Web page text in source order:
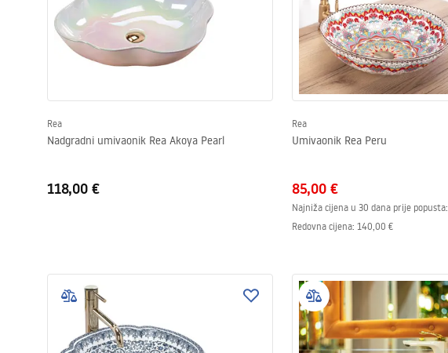
Rea
Nadgradni umivaonik Rea Akoya Pearl
118,00 €
Rea
Umivaonik Rea Peru
85,00 €
Najniža cijena u 30 dana prije popusta:
Redovna cijena: 140,00 €